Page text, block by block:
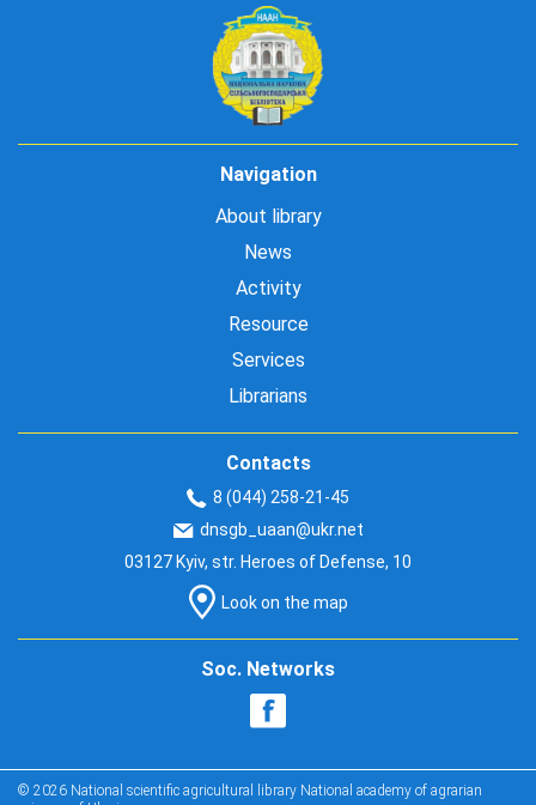
Navigation
About library
News
Activity
Resource
Services
Librarians
Contacts
8 (044) 258-21-45
dnsgb_uaan@ukr.net
03127 Kyiv, str. Heroes of Defense, 10
Look on the map
Soc. Networks
© 2026 National scientific agricultural library National academy of agrarian